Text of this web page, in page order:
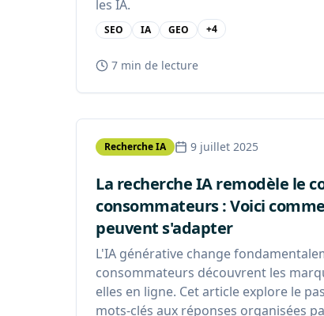
les IA.
SEO IA GEO +4
7 min de lecture
Recherche IA 9 juillet 2025
La recherche IA remodèle le
consommateurs : Voici
peuvent s'adapter
L'IA générative change
consommateurs découvrent les
elles en ligne. Cet article explore le
mots-clés aux réponses organisées